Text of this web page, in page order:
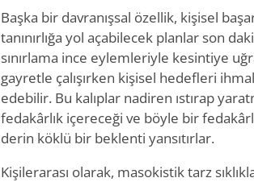
Başka bir davranışsal özellik, kişisel
tanınırlığa yol açabilecek planlar son
sınırlama ince eylemleriyle kesintiye
gayretle çalışırken kişisel hedefleri
edebilir. Bu kalıplar nadiren ıstırap
fedakârlık içereceği ve böyle bir
derin köklü bir beklenti yansıtırlar.
Kişilerarası olarak, masokistik tarz